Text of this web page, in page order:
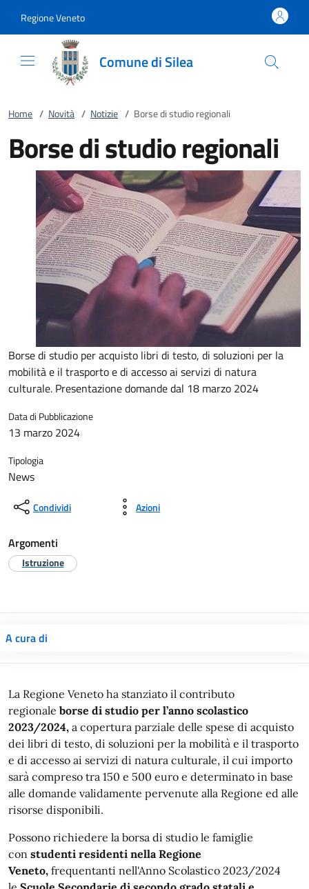
Regione Veneto
Comune di Silea
Home / Novità / Notizie / Borse di studio regionali
Borse di studio regionali
Borse di studio per acquisto libri di testo, di soluzioni per la
mobilità e il trasporto e di accesso ai servizi di natura
culturale. Presentazione domande dal 18 marzo 2024
Data di Pubblicazione
13 marzo 2024
Tipologia
News
Condividi Azioni
Argomenti
Istruzione
A cura di
La Regione Veneto ha stanziato il contributo
regionale borse di studio per l’anno scolastico
2023/2024, a copertura parziale delle spese di acquisto
dei libri di testo, di soluzioni per la mobilità e il trasporto
e di accesso ai servizi di natura culturale, il cui importo
sarà compreso tra 150 e 500 euro e determinato in base
alle domande validamente pervenute alla Regione ed alle
risorse disponibili.
Possono richiedere la borsa di studio le famiglie
con studenti residenti nella Regione
Veneto, frequentanti nell'Anno Scolastico 2023/2024